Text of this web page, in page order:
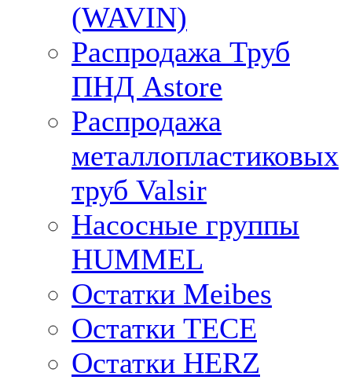
(WAVIN)
Распродажа Труб
ПНД Astore
Распродажа
металлопластиковых
труб Valsir
Насосные группы
HUMMEL
Остатки Meibes
Остатки ТЕСЕ
Остатки HERZ